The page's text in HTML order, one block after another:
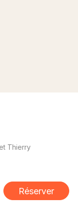
Réserver
Thierry